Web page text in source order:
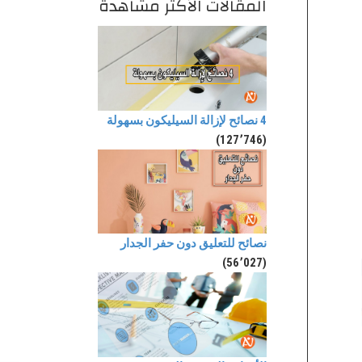
المقالات الأكثر مشاهدة
4 نصائح لإزالة السيليكون بسهولة
(127٬746)
نصائح للتعليق دون حفر الجدار
(56٬027)